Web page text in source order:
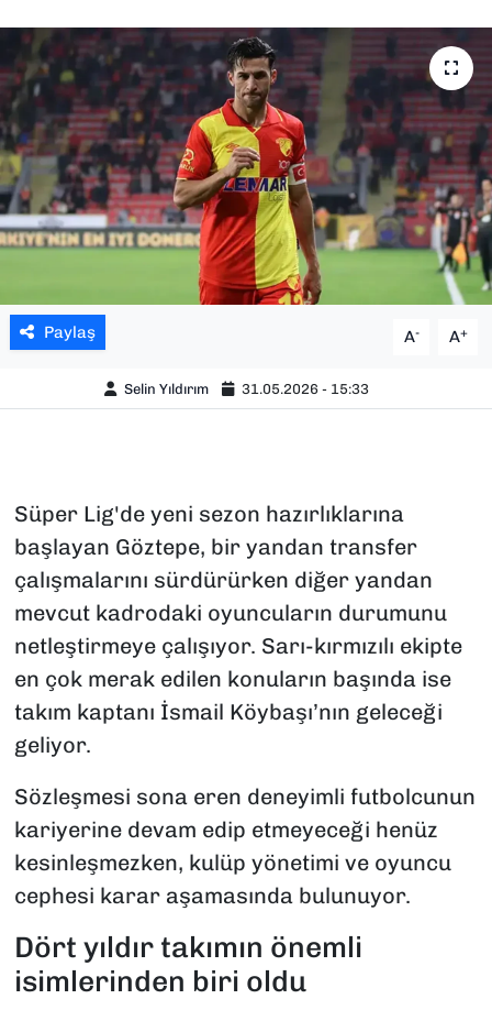
Paylaş A- A+
Selin Yıldırım 31.05.2026 - 15:33
Süper Lig'de yeni sezon hazırlıklarına
başlayan Göztepe, bir yandan transfer
çalışmalarını sürdürürken diğer yandan
mevcut kadrodaki oyuncuların durumunu
netleştirmeye çalışıyor. Sarı-kırmızılı ekipte
en çok merak edilen konuların başında ise
takım kaptanı İsmail Köybaşı’nın geleceği
geliyor.
Sözleşmesi sona eren deneyimli futbolcunun
kariyerine devam edip etmeyeceği henüz
kesinleşmezken, kulüp yönetimi ve oyuncu
cephesi karar aşamasında bulunuyor.
Dört yıldır takımın önemli
isimlerinden biri oldu
TEKNOLOJİ
YAŞAM
YEREL YÖNETİMLER